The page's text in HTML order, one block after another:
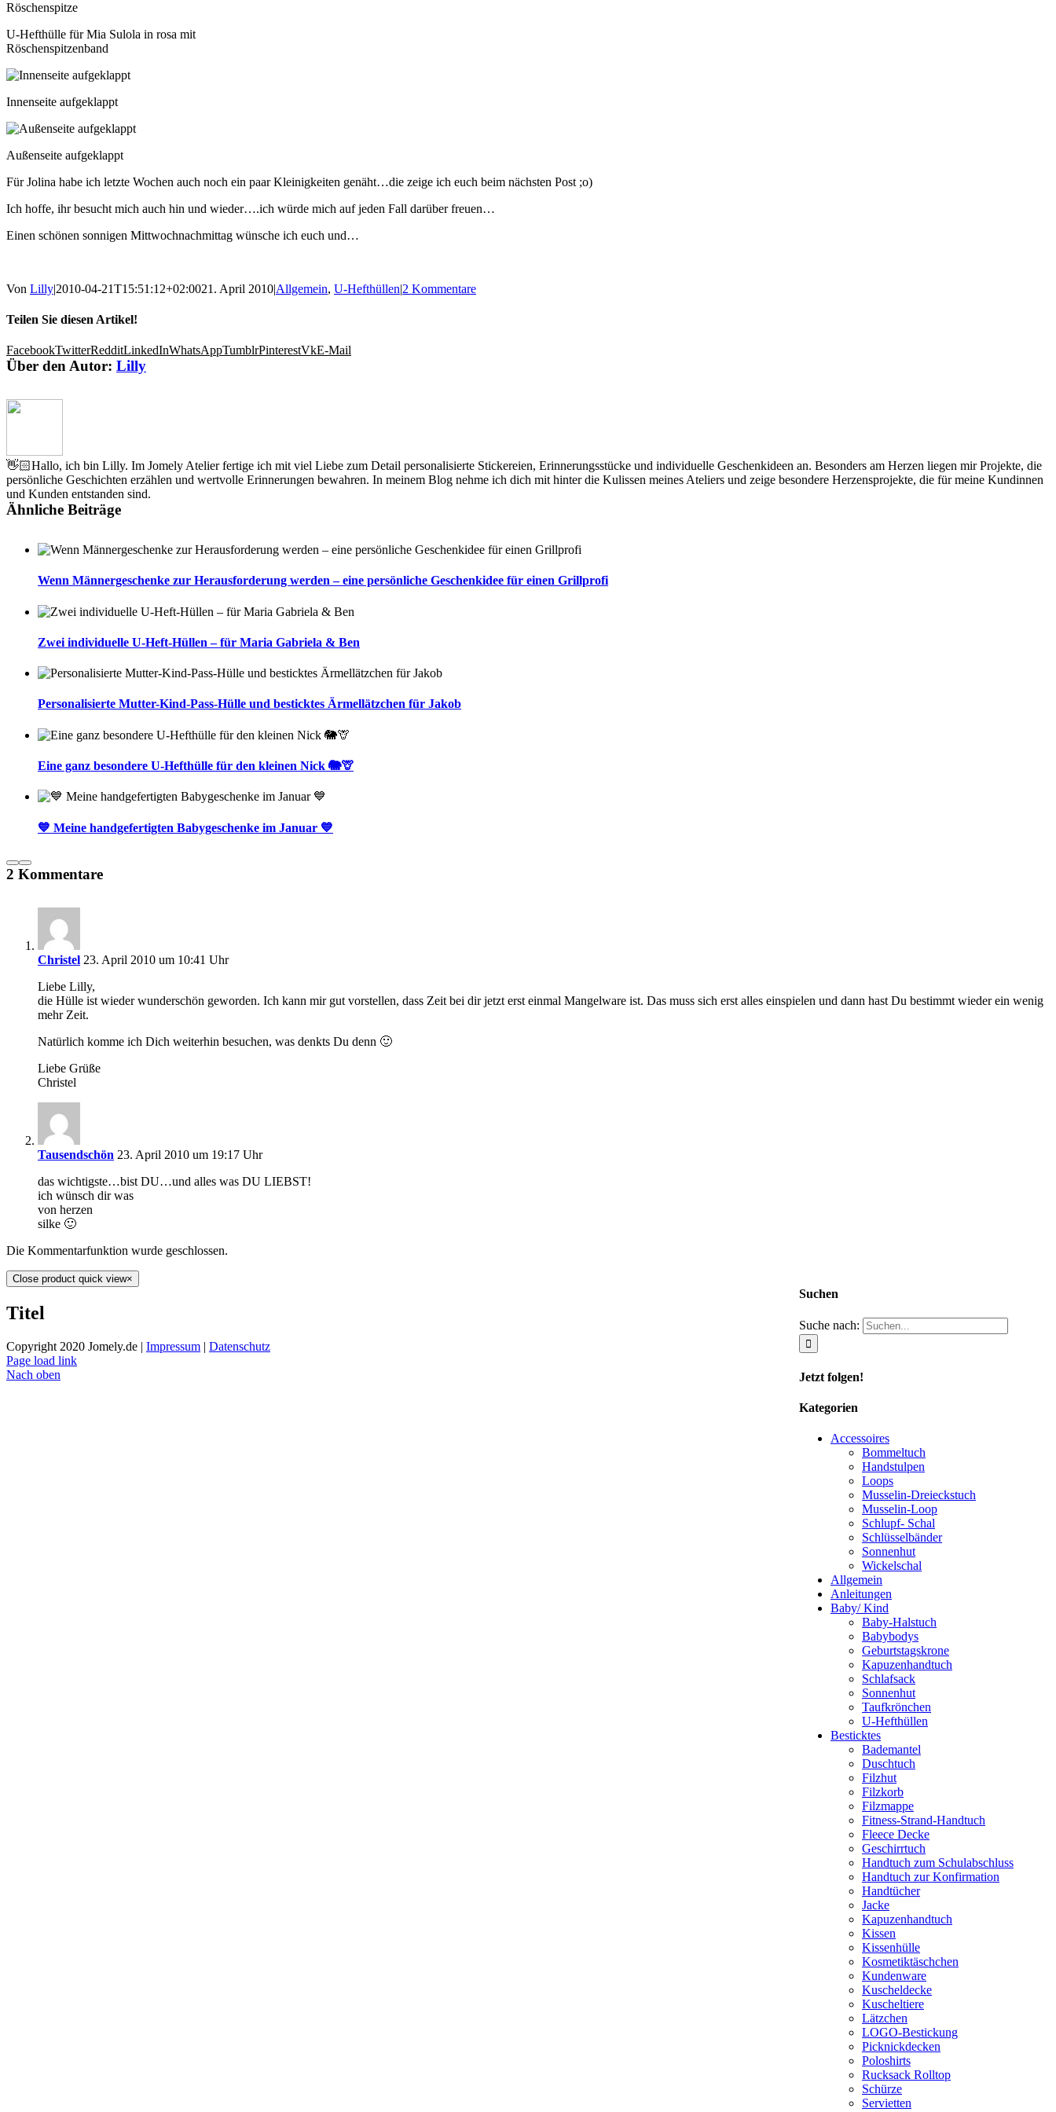
U-Hefthülle für Mia Sulola in rosa mit
Röschenspitzenband
Innenseite aufgeklappt
Außenseite aufgeklappt
Für Jolina habe ich letzte Wochen auch noch ein paar Kleinigkeiten genäht…die zeige ich euch beim nächsten Post ;o)
Ich hoffe, ihr besucht mich auch hin und wieder….ich würde mich auf jeden Fall darüber freuen…
Einen schönen sonnigen Mittwochnachmittag wünsche ich euch und…
Von Lilly|2010-04-21T15:51:12+02:0021. April 2010|Allgemein, U-Hefthüllen|2 Kommentare
Teilen Sie diesen Artikel!
FacebookTwitterRedditLinkedInWhatsAppTumblrPinterestVkE-Mail
Über den Autor: Lilly
👋🏻Hallo, ich bin Lilly. Im Jomely Atelier fertige ich mit viel Liebe zum Detail personalisierte Stickereien, Erinnerungsstücke und individuelle Geschenkideen an. Besonders am Herzen liegen mir Projekte, die
persönliche Geschichten erzählen und wertvolle Erinnerungen bewahren. In meinem Blog nehme ich dich mit hinter die Kulissen meines Ateliers und zeige besondere Herzensprojekte, die für meine Kundinnen
und Kunden entstanden sind.
Ähnliche Beiträge
Wenn Männergeschenke zur Herausforderung werden – eine persönliche Geschenkidee für einen Grillprofi
Zwei individuelle U-Heft-Hüllen – für Maria Gabriela & Ben
Personalisierte Mutter-Kind-Pass-Hülle und besticktes Ärmellätzchen für Jakob
Eine ganz besondere U-Hefthülle für den kleinen Nick 🐘🦒
💙 Meine handgefertigten Babygeschenke im Januar 💙
2 Kommentare
Christel 23. April 2010 um 10:41 Uhr
Liebe Lilly,
die Hülle ist wieder wunderschön geworden. Ich kann mir gut vorstellen, dass Zeit bei dir jetzt erst einmal Mangelware ist. Das muss sich erst alles einspielen und dann hast Du bestimmt wieder ein wenig
mehr Zeit.
Natürlich komme ich Dich weiterhin besuchen, was denkts Du denn 🙂
Liebe Grüße
Christel
Tausendschön 23. April 2010 um 19:17 Uhr
das wichtigste…bist DU…und alles was DU LIEBST!
ich wünsch dir was
von herzen
silke 🙂
Die Kommentarfunktion wurde geschlossen.
Suchen
Suche nach:
Jetzt folgen!
Kategorien
Accessoires
Bommeltuch
Handstulpen
Loops
Musselin-Dreieckstuch
Musselin-Loop
Schlupf- Schal
Schlüsselbänder
Sonnenhut
Wickelschal
Allgemein
Anleitungen
Baby/ Kind
Baby-Halstuch
Babybodys
Geburtstagskrone
Kapuzenhandtuch
Schlafsack
Sonnenhut
Taufkrönchen
U-Hefthüllen
Besticktes
Bademantel
Duschtuch
Filzhut
Filzkorb
Filzmappe
Fitness-Strand-Handtuch
Fleece Decke
Geschirrtuch
Handtuch zum Schulabschluss
Handtuch zur Konfirmation
Handtücher
Jacke
Kapuzenhandtuch
Kissen
Kissenhülle
Kosmetiktäschchen
Kundenware
Kuscheldecke
Kuscheltiere
Lätzchen
LOGO-Bestickung
Picknickdecken
Poloshirts
Rucksack Rolltop
Schürze
Servietten
Close product quick view×
Titel
Copyright 2020 Jomely.de | Impressum | Datenschutz
Page load link
Nach oben